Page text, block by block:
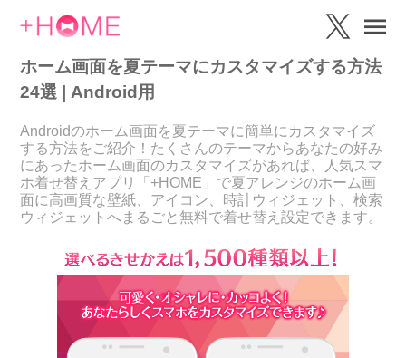
ホーム画面を夏テーマにカスタマイズする方法
24選 | Android用
Androidのホーム画面を夏テーマに簡単にカスタマイズ
する方法をご紹介！たくさんのテーマからあなたの好み
にあったホーム画面のカスタマイズがあれば、人気スマ
ホ着せ替えアプリ「+HOME」で夏アレンジのホーム画
面に高画質な壁紙、アイコン、時計ウィジェット、検索
ウィジェットへまるごと無料で着せ替え設定できます。